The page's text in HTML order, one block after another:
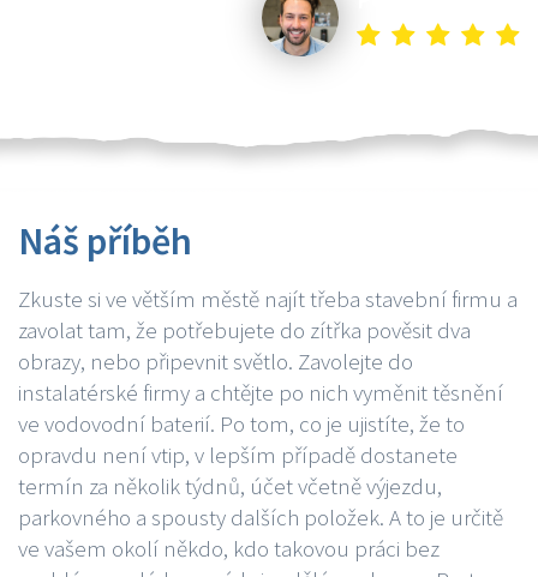
Náš příběh
Zkuste si ve větším městě najít třeba stavební firmu a
zavolat tam, že potřebujete do zítřka pověsit dva
obrazy, nebo připevnit světlo. Zavolejte do
instalatérské firmy a chtějte po nich vyměnit těsnění
ve vodovodní baterií. Po tom, co je ujistíte, že to
opravdu není vtip, v lepším případě dostanete
termín za několik týdnů, účet včetně výjezdu,
parkovného a spousty dalších položek. A to je určitě
ve vašem okolí někdo, kdo takovou práci bez